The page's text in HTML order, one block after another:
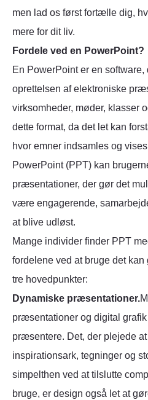
men lad os først fortælle dig,
mere for dit liv.
Fordele ved en PowerPoint?
En PowerPoint er en software,
oprettelsen af elektroniske
virksomheder, møder, klasser
dette format, da det let kan
hvor emner indsamles og
PowerPoint (PPT) kan
præsentationer, der gør det
være engagerende,
at blive udløst.
Mange individer finder PPT
fordelene ved at bruge det
tre hovedpunkter:
Dynamiske præsentationer.
præsentationer og digital
præsentere. Det, der plejede
inspirationsark, tegninger og
simpelthen ved at tilslutte
bruge, er design også let at